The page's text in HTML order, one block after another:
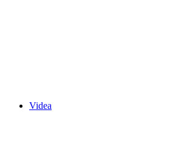
Videa